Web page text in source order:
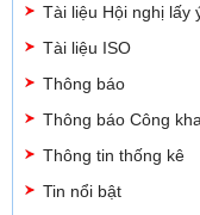
Tài liệu Hội nghị lấy
Tài liệu ISO
Thông báo
Thông báo Công
Thông tin thống kê
Tin nổi bật